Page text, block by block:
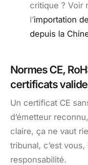
critique ? Voir
l’importation
depuis la
Normes CE,
certificats
Un certificat CE
d’émetteur
claire, ça ne vaut
tribunal, c’est
responsabilité.